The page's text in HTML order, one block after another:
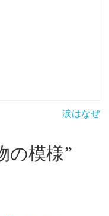
涙はなぜ
の模様”